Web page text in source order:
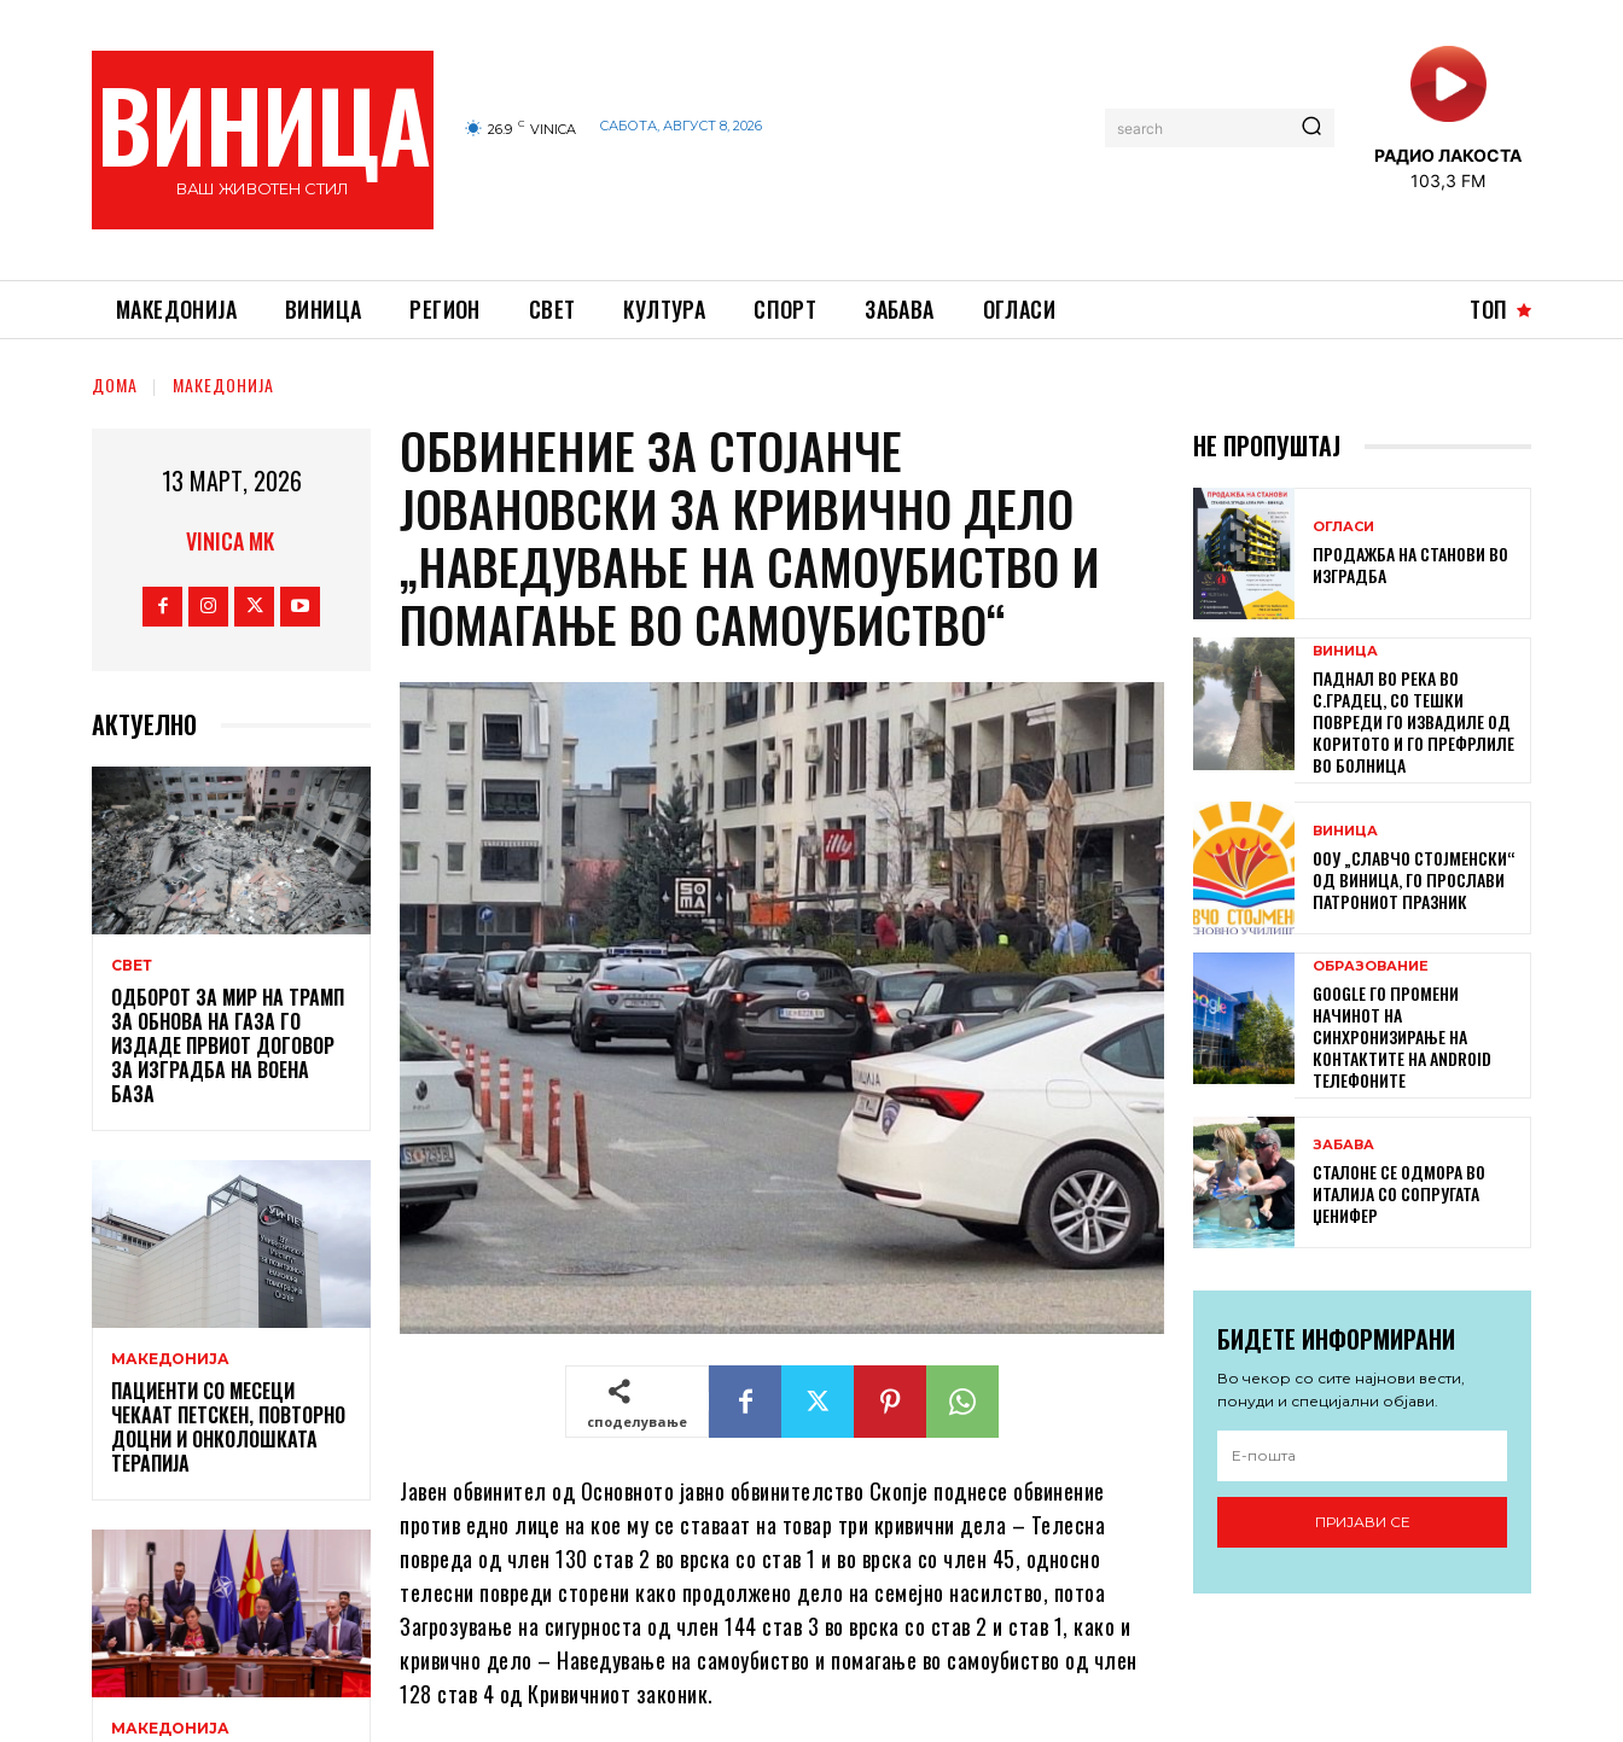
ВИНИЦА
ВАШ ЖИВОТЕН СТИЛ
26.9 C VINICA САБОТА, АВГУСТ 8, 2026 search
РАДИО ЛАКОСТА
103,3 FM
МАКЕДОНИЈА ВИНИЦА РЕГИОН СВЕТ КУЛТУРА СПОРТ ЗАБАВА ОГЛАСИ ТОП
ДОМА МАКЕДОНИЈА
13 МАРТ, 2026
VINICA MK
АКТУЕЛНО
СВЕТ
ОДБОРОТ ЗА МИР НА ТРАМП
ЗА ОБНОВА НА ГАЗА ГО
ИЗДАДЕ ПРВИОТ ДОГОВОР
ЗА ИЗГРАДБА НА ВОЕНА
БАЗА
МАКЕДОНИЈА
ПАЦИЕНТИ СО МЕСЕЦИ
ЧЕКААТ ПЕТСКЕН, ПОВТОРНО
ДОЦНИ И ОНКОЛОШКАТА
ТЕРАПИЈА
МАКЕДОНИЈА
OБВИНЕНИЕ ЗА СТОЈАНЧЕ
ЈОВАНОВСКИ ЗА КРИВИЧНО ДЕЛО
„НАВЕДУВАЊЕ НА САМОУБИСТВО И
ПОМАГАЊЕ ВО САМОУБИСТВО“
споделување
Јавен обвинител од Основното јавно обвинителство Скопје поднесе обвинение
против едно лице на кое му се ставаат на товар три кривични дела – Телесна
повреда од член 130 став 2 во врска со став 1 и во врска со член 45, односно
телесни повреди сторени како продолжено дело на семејно насилство, потоа
Загрозување на сигурноста од член 144 став 3 во врска со став 2 и став 1, како и
кривично дело – Наведување на самоубиство и помагање во самоубиство од член
128 став 4 од Кривичниот законик.
НЕ ПРОПУШТАЈ
ОГЛАСИ
ПРОДАЖБА НА СТАНОВИ ВО
ИЗГРАДБА
ВИНИЦА
ПАДНАЛ ВО РЕКА ВО
С.ГРАДЕЦ, СО ТЕШКИ
ПОВРЕДИ ГО ИЗВАДИЛЕ ОД
КОРИТОТО И ГО ПРЕФРЛИЛЕ
ВО БОЛНИЦА
ВИНИЦА
ООУ „СЛАВЧО СТОЈМЕНСКИ“
ОД ВИНИЦА, ГО ПРОСЛАВИ
ПАТРОНИОТ ПРАЗНИК
ОБРАЗОВАНИЕ
GOOGLE ГО ПРОМЕНИ
НАЧИНОТ НА
СИНХРОНИЗИРАЊЕ НА
КОНТАКТИТЕ НА ANDROID
ТЕЛЕФОНИТЕ
ЗАБАВА
СТАЛОНЕ СЕ ОДМОРА ВО
ИТАЛИЈА СО СОПРУГАТА
ЏЕНИФЕР
БИДЕТЕ ИНФОРМИРАНИ
Во чекор со сите најнови вести,
понуди и специјални објави.
ПРИЈАВИ СЕ